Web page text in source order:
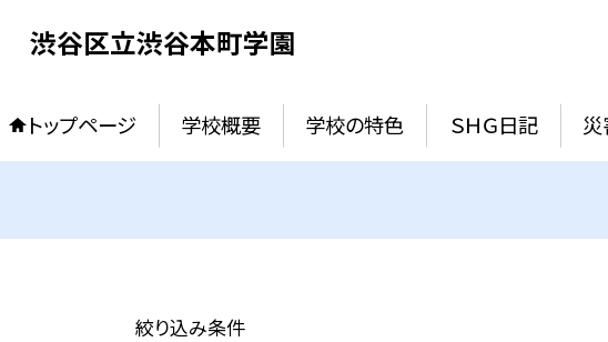
渋谷区立渋谷本町学園
トップページ 学校概要 学校の特色 ＳＨＧ日記
絞り込み条件